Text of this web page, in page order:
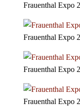
Frauenthal Expo
Frauenthal Expo
Frauenthal Expo
Frauenthal Expo